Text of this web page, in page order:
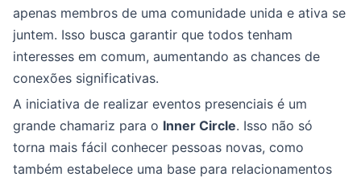
apenas membros de uma comunidade unida e ativa se
juntem. Isso busca garantir que todos tenham
interesses em comum, aumentando as chances de
conexões significativas.
A iniciativa de realizar eventos presenciais é um
grande chamariz para o Inner Circle. Isso não só
torna mais fácil conhecer pessoas novas, como
também estabelece uma base para relacionamentos